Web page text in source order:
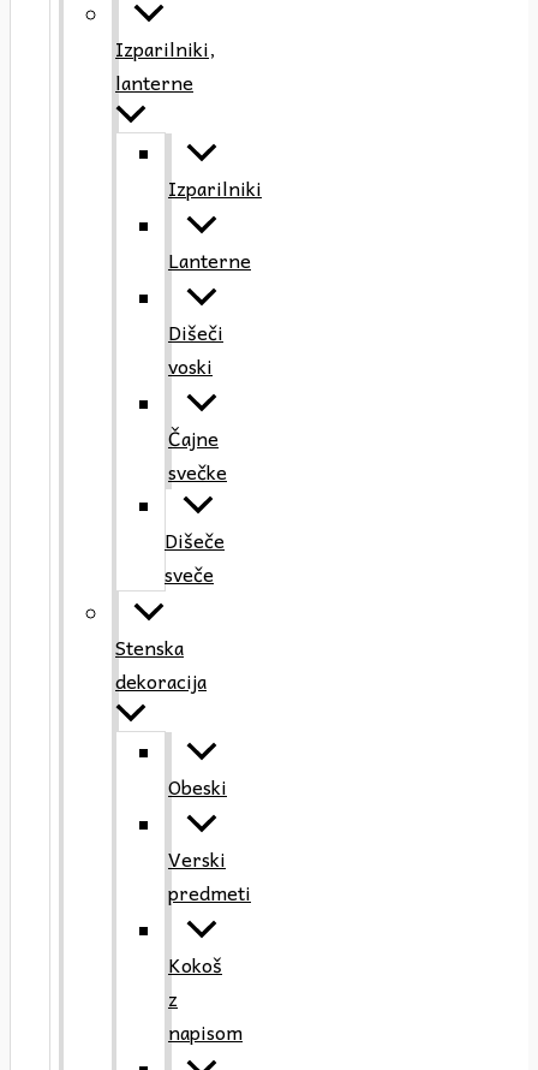
Izparilniki,
lanterne
Izparilniki
Lanterne
Dišeči
voski
Čajne
svečke
Dišeče
sveče
Stenska
dekoracija
Obeski
Verski
predmeti
Kokoš
z
napisom